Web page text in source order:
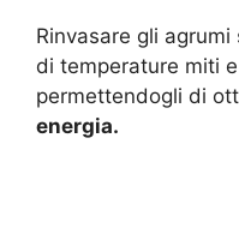
Rinvasare gli agrumi
di temperature miti
permettendogli di
energia.